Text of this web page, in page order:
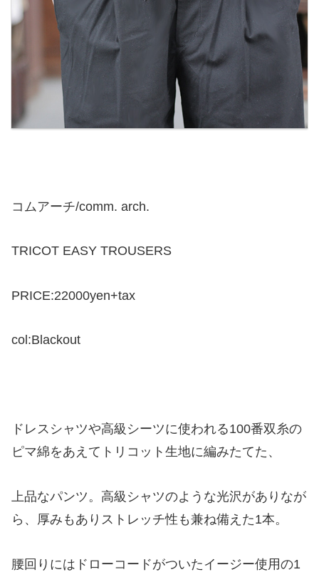
コムアーチ/comm. arch.
TRICOT EASY TROUSERS
PRICE:22000yen+tax
col:Blackout
ドレスシャツや高級シーツに使われる100番双糸の
ピマ綿をあえてトリコット生地に編みたてた、
上品なパンツ。高級シャツのような光沢がありなが
ら、厚みもありストレッチ性も兼ね備えた1本。
腰回りにはドローコードがついたイージー使用の1